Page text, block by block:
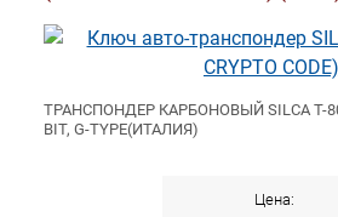
ТРАНСПОНДЕР КАРБОНОВЫЙ SILCA T-80
BIT, G-TYPE(ИТАЛИЯ)
Цена: